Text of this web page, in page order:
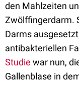
den Mahlzeiten
Zwölffingerdarm.
Darms
antibakteriellen
Studie war nun,
Gallenblase in